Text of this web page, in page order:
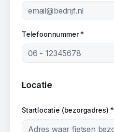
Telefoonnummer *
Locatie
Startlocatie (bezorgadres) *